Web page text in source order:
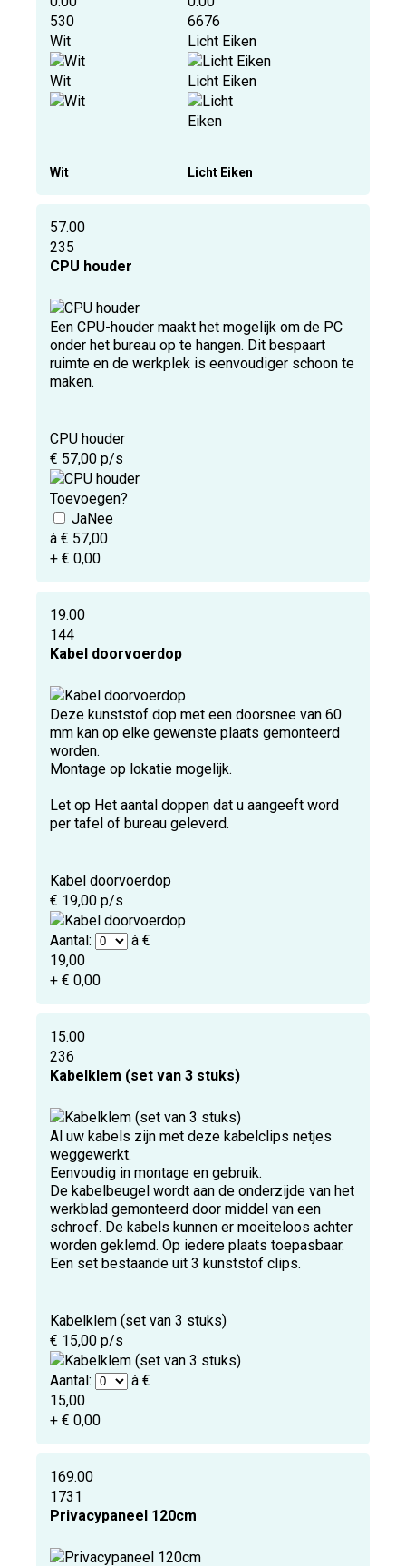
530
Wit
Wit
Wit
6676
Licht Eiken
Licht Eiken
Licht Eiken
57.00
235
CPU houder
Een CPU-houder maakt het mogelijk om de PC
onder het bureau op te hangen. Dit bespaart
ruimte en de werkplek is eenvoudiger schoon te
maken.
CPU houder
€ 57,00 p/s
Toevoegen?
à € 57,00
+ € 0,00
19.00
144
Kabel doorvoerdop
Deze kunststof dop met een doorsnee van 60
mm kan op elke gewenste plaats gemonteerd
worden.
Montage op lokatie mogelijk.
Let op Het aantal doppen dat u aangeeft word
per tafel of bureau geleverd.
Kabel doorvoerdop
€ 19,00 p/s
Aantal:
à €
19,00
+ € 0,00
15.00
236
Kabelklem (set van 3 stuks)
Al uw kabels zijn met deze kabelclips netjes
weggewerkt.
Eenvoudig in montage en gebruik.
De kabelbeugel wordt aan de onderzijde van het
werkblad gemonteerd door middel van een
schroef. De kabels kunnen er moeiteloos achter
worden geklemd. Op iedere plaats toepasbaar.
Een set bestaande uit 3 kunststof clips.
Kabelklem (set van 3 stuks)
€ 15,00 p/s
Aantal:
à €
15,00
+ € 0,00
169.00
1731
Privacypaneel 120cm